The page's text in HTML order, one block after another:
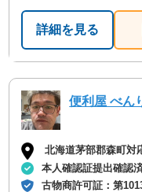
詳細を見る
便利屋 べん
北海道茅部郡森町対
本人確認証提出確認
古物商許可証：第